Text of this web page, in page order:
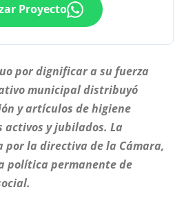
Proyecto
por dignificar a su fuerza
municipal distribuyó
y artículos de higiene
activos y jubilados. La
la directiva de la Cámara,
política permanente de